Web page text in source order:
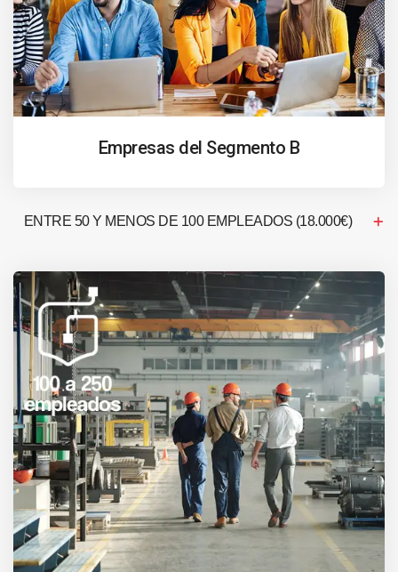
Empresas del Segmento B
ENTRE 50 Y MENOS DE 100 EMPLEADOS (18.000€)